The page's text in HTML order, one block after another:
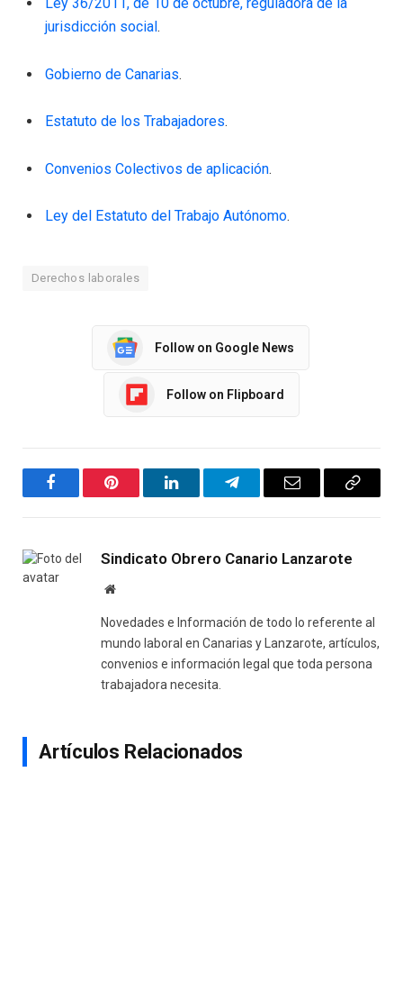
jurisdicción social .
Gobierno de Canarias.
Estatuto de los Trabajadores.
Convenios Colectivos de aplicación.
Ley del Estatuto del Trabajo Autónomo.
Derechos laborales
Follow on Google News
Follow on Flipboard
FacebookPinterest LinkedInTelegramEmail
Copy
Sindicato Obrero Canario Lanzarote
Website
Novedades e Información de todo lo referente al
mundo laboral en Canarias y Lanzarote, artículos,
convenios e información legal que toda persona
trabajadora necesita.
Artículos Relacionados